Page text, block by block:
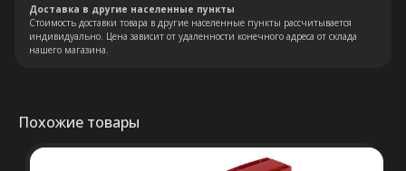
Доставка в другие населенные пункты
Стоимость доставки товара в другие населенные пункты рассчитывается
индивидуально. Цена зависит от удаленности конечного адреса от склада
нашего магазина.
Похожие товары
Остались вопросы?
Оставьте свои контакты. Наш
правильный выбор.